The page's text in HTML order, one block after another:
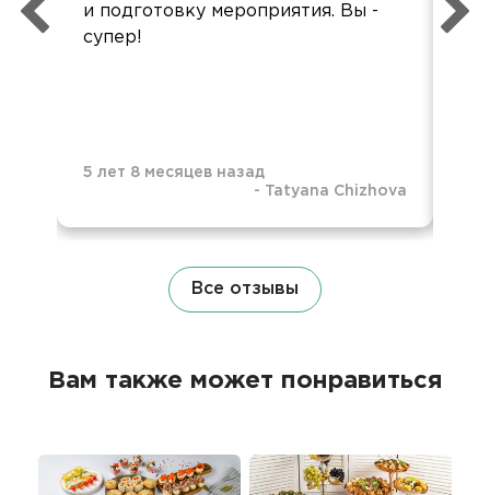
и подготовку мероприятия. Вы -
супер!
5 лет 8 месяцев назад
- Tatyana Chizhova
Все отзывы
Вам также может понравиться